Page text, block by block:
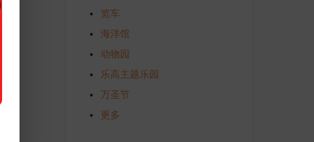
览车
海洋馆
动物园
乐高主题乐园
万圣节
更多